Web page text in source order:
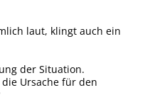
laut, klingt auch ein
der Situation.
Ursache für den